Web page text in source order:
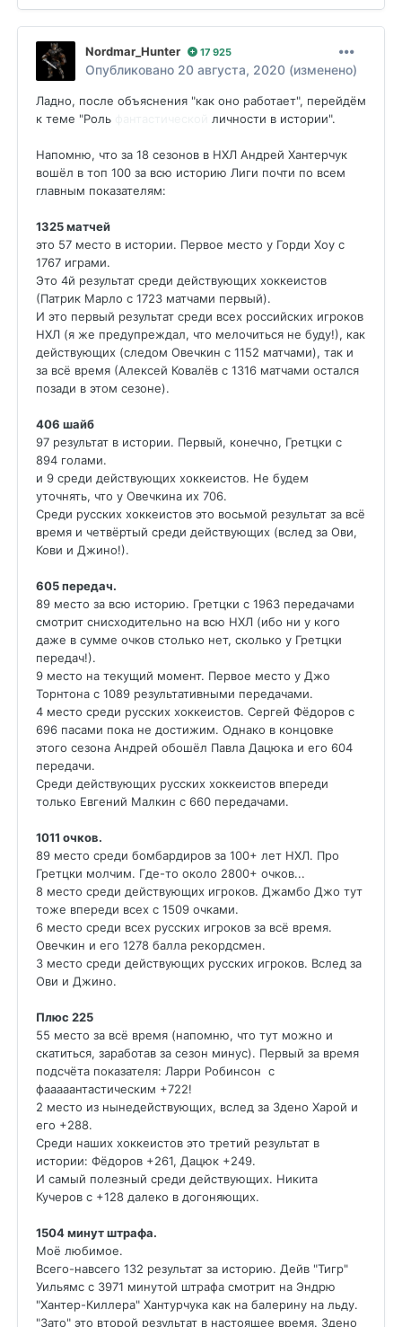
Nordmar_Hunter 17 925
Опубликовано 20 августа, 2020 (изменено)
Ладно, после объяснения "как оно работает", перейдём
к теме "Роль
личности в истории".
Напомню, что за 18 сезонов в НХЛ Андрей Хантерчук
вошёл в топ 100 за всю историю Лиги почти по всем
главным показателям:
1325 матчей
это 57 место в истории. Первое место у Горди Хоу с
1767 играми.
Это 4й результат среди действующих хоккеистов
(Патрик Марло с 1723 матчами первый).
И это первый результат среди всех российских игроков
НХЛ (я же предупреждал, что мелочиться не буду!), как
действующих (следом Овечкин с 1152 матчами), так и
за всё время (Алексей Ковалёв с 1316 матчами остался
позади в этом сезоне).
406 шайб
97 результат в истории. Первый, конечно, Гретцки с
894 голами.
и 9 среди действующих хоккеистов. Не будем
уточнять, что у Овечкина их 706.
Среди русских хоккеистов это восьмой результат за всё
время и четвёртый среди действующих (вслед за Ови,
Кови и Джино!).
605 передач.
89 место за всю историю. Гретцки с 1963 передачами
смотрит снисходительно на всю НХЛ (ибо ни у кого
даже в сумме очков столько нет, сколько у Гретцки
передач!).
9 место на текущий момент. Первое место у Джо
Торнтона с 1089 результативными передачами.
4 место среди русских хоккеистов. Сергей Фёдоров с
696 пасами пока не достижим. Однако в концовке
этого сезона Андрей обошёл Павла Дацюка и его 604
передачи.
Среди действующих русских хоккеистов впереди
только Евгений Малкин с 660 передачами.
1011 очков.
89 место среди бомбардиров за 100+ лет НХЛ. Про
Гретцки молчим. Где-то около 2800+ очков...
8 место среди действующих игроков. Джамбо Джо тут
тоже впереди всех с 1509 очками.
6 место среди всех русских игроков за всё время.
Овечкин и его 1278 балла рекордсмен.
3 место среди действующих русских игроков. Вслед за
Ови и Джино.
Плюс 225
55 место за всё время (напомню, что тут можно и
скатиться, заработав за сезон минус). Первый за время
подсчёта показателя: Ларри Робинсон с
фааааантастическим +722!
2 место из нынедействующих, вслед за Здено Харой и
его +288.
Среди наших хоккеистов это третий результат в
истории: Фёдоров +261, Дацюк +249.
И самый полезный среди действующих. Никита
Кучеров с +128 далеко в догоняющих.
1504 минут штрафа.
Моё любимое.
Всего-навсего 132 результат за историю. Дейв "Тигр"
Уильямс с 3971 минутой штрафа смотрит на Эндрю
"Хантер-Киллера" Хантурчука как на балерину на льду.
"Зато" это второй результат в настоящее время. Здено